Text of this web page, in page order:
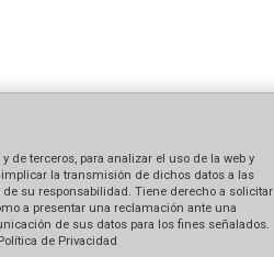
de terceros, para analizar el uso de la web y
la transmisión de dichos datos a las
su responsabilidad. Tiene derecho a solicitar
a presentar una reclamación ante una
de sus datos para los fines señalados.
de Privacidad